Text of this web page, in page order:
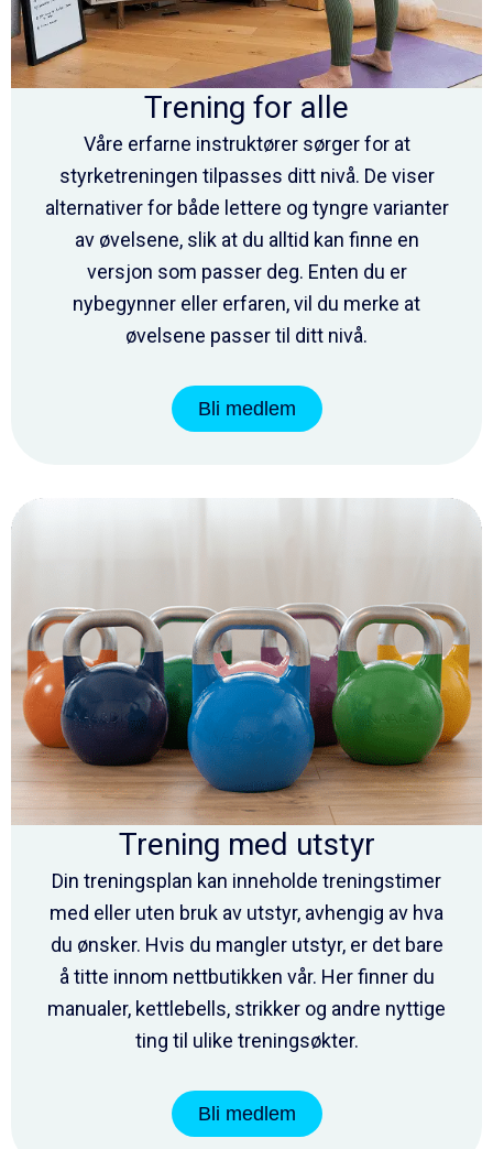
Trening for alle
Våre erfarne instruktører sørger for at
styrketreningen tilpasses ditt nivå. De viser
alternativer for både lettere og tyngre varianter
av øvelsene, slik at du alltid kan finne en
versjon som passer deg. Enten du er
nybegynner eller erfaren, vil du merke at
øvelsene passer til ditt nivå.
Bli medlem
Trening med utstyr
Din treningsplan kan inneholde treningstimer
med eller uten bruk av utstyr, avhengig av hva
du ønsker. Hvis du mangler utstyr, er det bare
å titte innom nettbutikken vår. Her finner du
manualer, kettlebells, strikker og andre nyttige
ting til ulike treningsøkter.
Bli medlem